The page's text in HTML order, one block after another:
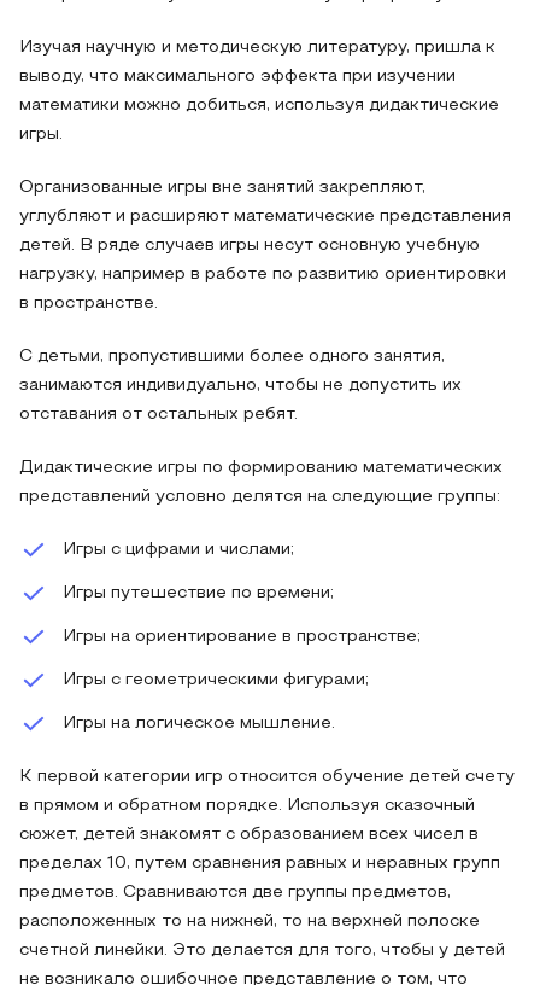
Изучая научную и методическую литературу, пришла к
выводу, что максимального эффекта при изучении
математики можно добиться, используя дидактические
игры.
Организованные игры вне занятий закрепляют,
углубляют и расширяют математические представления
детей. В ряде случаев игры несут основную учебную
нагрузку, например в работе по развитию ориентировки
в пространстве.
С детьми, пропустившими более одного занятия,
занимаются индивидуально, чтобы не допустить их
отставания от остальных ребят.
Дидактические игры по формированию математических
представлений условно делятся на следующие группы:
Игры с цифрами и числами;
Игры путешествие по времени;
Игры на ориентирование в пространстве;
Игры с геометрическими фигурами;
Игры на логическое мышление.
К первой категории игр относится обучение детей счету
в прямом и обратном порядке. Используя сказочный
сюжет, детей знакомят с образованием всех чисел в
пределах 10, путем сравнения равных и неравных групп
предметов. Сравниваются две группы предметов,
расположенных то на нижней, то на верхней полоске
счетной линейки. Это делается для того, чтобы у детей
не возникало ошибочное представление о том, что